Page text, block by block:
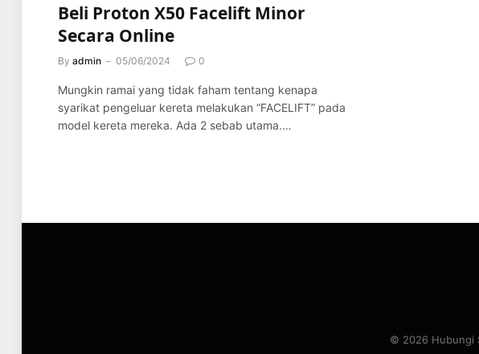
Beli Proton X50 Facelift Minor
Secara Online
By admin 05/06/2024 0
Mungkin ramai yang tidak faham tentang kenapa
syarikat pengeluar kereta melakukan “FACELIFT” pada
model kereta mereka. Ada 2 sebab utama.…
© 2026 Hubungi